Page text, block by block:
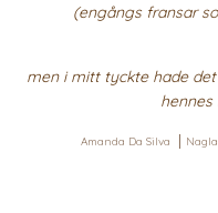
(engångs fransar
men i mitt tyckte hade
Amanda Da Silva